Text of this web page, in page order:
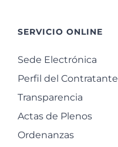
SERVICIO ONLINE
Sede Electrónica
Perfil del Contratante
Transparencia
Actas de Plenos
Ordenanzas